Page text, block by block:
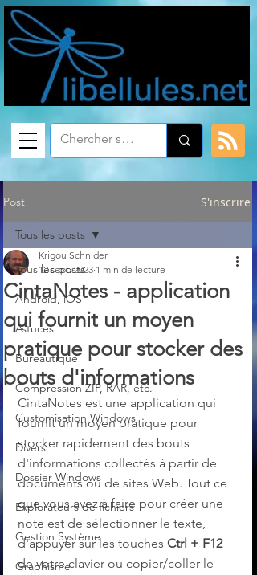
Post S'inscrire
Tous les posts
Android, iOS
Astuces
Bureautique
Compression ZIP, RAR, etc.
Customisation Windows
Divers
Dossier Windows
Explorateurs de fichiers
Gestion Système
Graphisme
Tous les posts
CintaNotes - application
qui fournit un moyen
pratique pour stocker des
bouts d'informations
Krigou Schnider
12 sept. 2023 1 min de lecture
CintaNotes est une application qui
fournit un moyen pratique pour
stocker rapidement des bouts
d'informations collectés à partir de
documents ou de sites Web. Tout ce
que vous avez à faire pour créer une
note est de sélectionner le texte,
d'appuyer sur les touches Ctrl + F12
de votre clavier ou copier/coller le